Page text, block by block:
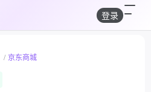
登录
/ 京东商城